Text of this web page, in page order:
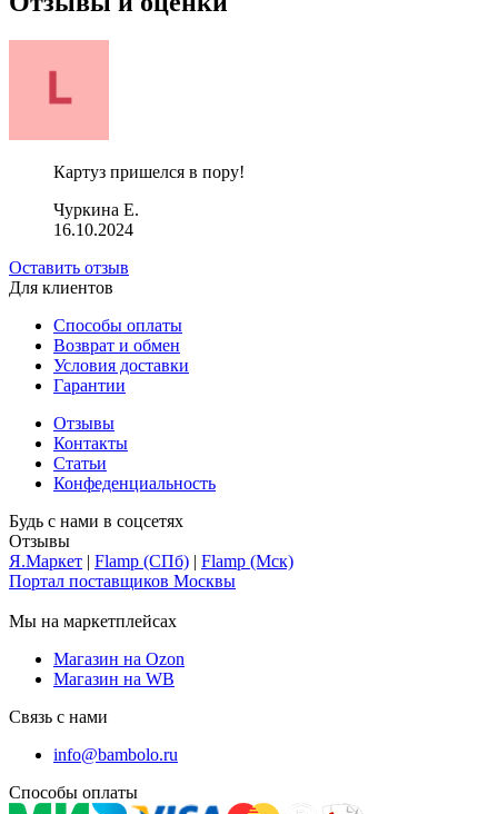
Картуз пришелся в пору!
Чуркина Е.
16.10.2024
Оставить отзыв
Для клиентов
Способы оплаты
Возврат и обмен
Условия доставки
Гарантии
Отзывы
Контакты
Статьи
Конфеденциальность
Будь с нами в соцсетях
Отзывы
Я.Маркет | Flamp (СПб) | Flamp (Мск)
Портал поставщиков Москвы
Мы на маркетплейсах
Магазин на Ozon
Магазин на WB
Связь с нами
info@bambolo.ru
Способы оплаты